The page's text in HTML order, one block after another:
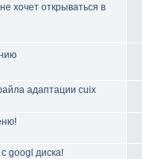
хочет открываться в
адаптации cuix
googl диска!